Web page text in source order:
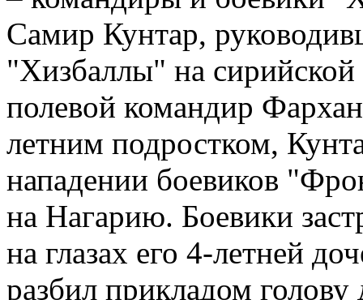
Самир Кунтар,
"Хизбаллы" на сирийской
полевой командир
летним подростком,
нападении боевиков
на Нагарию. Боевики
на глазах его 4-летней
разбил прикладом голову